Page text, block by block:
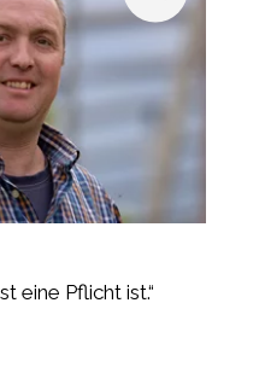
eine Pflicht ist.“